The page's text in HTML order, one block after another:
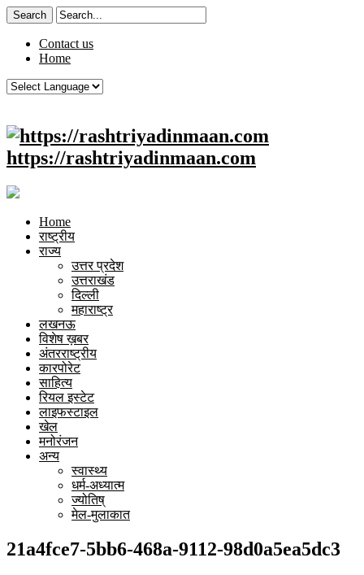
Contact us
Home
https://rashtriyadinmaan.com
Home
राष्ट्रीय
राज्य
उत्तर प्रदेश
उत्तराखंड
दिल्ली
महाराष्ट्र
लखनऊ
विशेष ख़बर
अंतरराष्ट्रीय
कारपोरेट
साहित्य
रियल इस्टेट
लाइफस्टाइल
खेल
मनोरंजन
अन्य
स्वास्थ्य
धर्म-अध्यात्म
ज्योतिष्
मेल-मुलाकात
21a4fce7-5bb6-468a-9112-98d0a5ea5dc3